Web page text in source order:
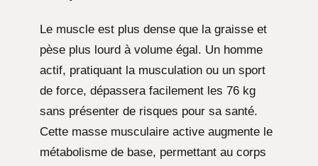
Le muscle est plus dense que la graisse et
pèse plus lourd à volume égal. Un homme
actif, pratiquant la musculation ou un sport
de force, dépassera facilement les 76 kg
sans présenter de risques pour sa santé.
Cette masse musculaire active augmente le
métabolisme de base, permettant au corps